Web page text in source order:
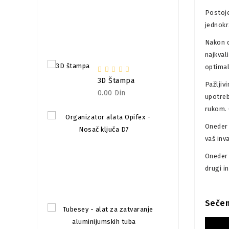
Oneder Clip -
3D Štampa
0.00 Din
Organizator
Nakon
rukom.
vaš
drugi